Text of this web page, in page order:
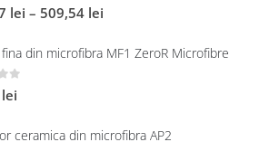
5lei – 509,54 lei
fina din microfibra MF1 ZeroR Microfibre
5
lei
ceramica din microfibra AP2